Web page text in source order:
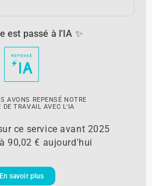
est passé à l'IA ✨
AVONS REPENSÉ NOTRE
DE TRAVAIL AVEC L'IA
ce service avant 2025
90,02 € aujourd'hui
En savoir plus